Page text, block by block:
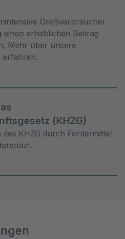
Großverbraucher
einen erheblichen Beitrag
Mehr über unsere
erfahren.
(KHZG)
KHZG durch Fördermittel